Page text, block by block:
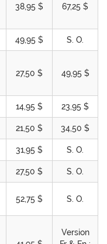
38,95 $ 67,25 $
49,95 $ S. O.
27,50 $ 49,95 $
14,95 $ 23,95 $
21,50 $ 34,50 $
31,95 $ S. O.
27,50 $ S. O.
52,75 $ S. O.
Version